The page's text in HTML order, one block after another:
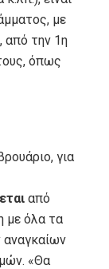
με
από την 1η
όπως
για
από
με όλα τα
«Θα